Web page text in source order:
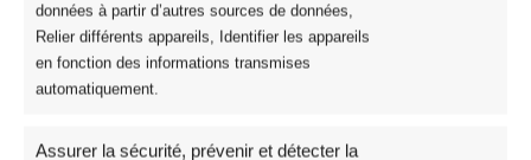
données à partir d’autres sources de données,
Relier différents appareils, Identifier les appareils
en fonction des informations transmises
automatiquement.
Assurer la sécurité, prévenir et détecter la
Recherche